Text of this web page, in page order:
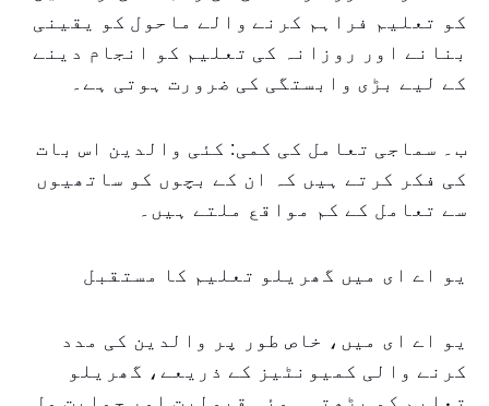
کو تعلیم فراہم کرنے والے ماحول کو یقینی
بنانے اور روزانہ کی تعلیم کو انجام دینے
کے لیے بڑی وابستگی کی ضرورت ہوتی ہے۔
ب۔ سماجی تعامل کی کمی: کئی والدین اس بات
کی فکر کرتے ہیں کہ ان کے بچوں کو ساتھیوں
سے تعامل کے کم مواقع ملتے ہیں۔
یو اے ای میں گھریلو تعلیم کا مستقبل
یو اے ای میں، خاص طور پر والدین کی مدد
کرنے والی کمیونٹیز کے ذریعے، گھریلو
تعلیم کو بڑھتی ہوئی قبولیت اور حمایت مل